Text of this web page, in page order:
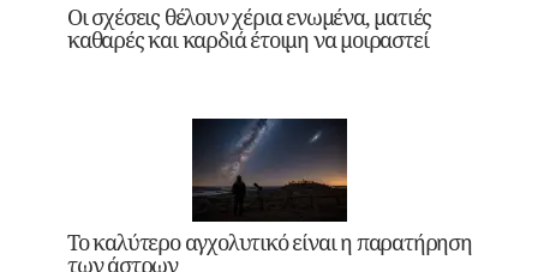
Οι σχέσεις θέλουν χέρια ενωμένα, ματιές
καθαρές και καρδιά έτοιμη να μοιραστεί
Το καλύτερο αγχολυτικό είναι η παρατήρηση
των άστρων